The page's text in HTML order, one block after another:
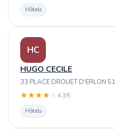
Hôtels
HC
HUGO CECILE
33 PLACE DROUET D'ERLON
★★★★ ☆ 4.3/5
Hôtels